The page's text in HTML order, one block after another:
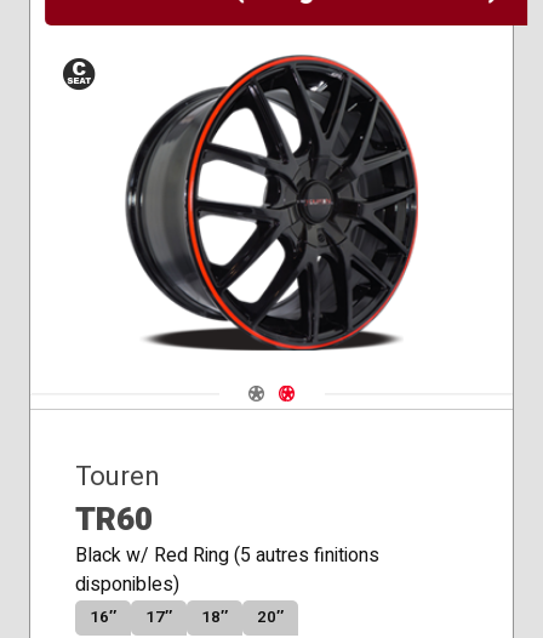
Siège
conique
Navigate 1
Navigate 2
Touren
TR60
Black w/ Red Ring (5 autres finitions
disponibles)
16″ 17″ 18″ 20″